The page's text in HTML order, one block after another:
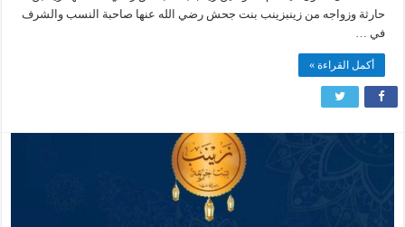
مغلقة
حارثة وزواجه من زينبزينب بنت جحش رضي الله عنها صاحبة النسب والشرف
في …
أكمل القراءة »